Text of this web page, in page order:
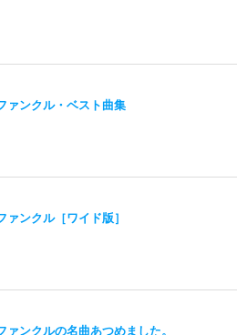
ァンクル・ベスト曲集
ァンクル［ワイド版］
ァンクルの名曲あつめました。